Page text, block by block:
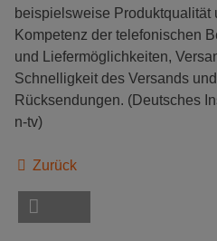
beispielsweise Produktqualität
Kompetenz der telefonischen
und Liefermöglichkeiten,
Schnelligkeit des Versands
Rücksendungen. (Deutsches
n-tv)
Zurück